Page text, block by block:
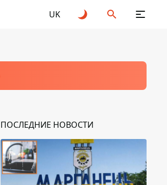
UK
ПОСЛЕДНИЕ НОВОСТИ